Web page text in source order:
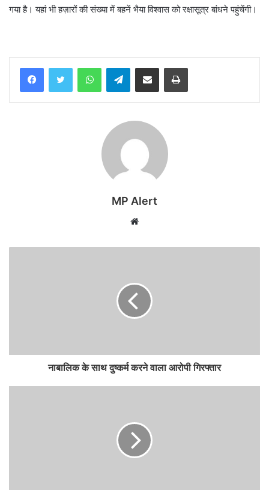
गया है। यहां भी हज़ारों की संख्या में बहनें भैया विश्वास को रक्षासूत्र बांधने पहुंचेंगी।
WhatsAppTelegramShare via Email Print
MP Alert
Website
नाबालिक के साथ दुष्कर्म करने वाला आरोपी गिरफ्तार